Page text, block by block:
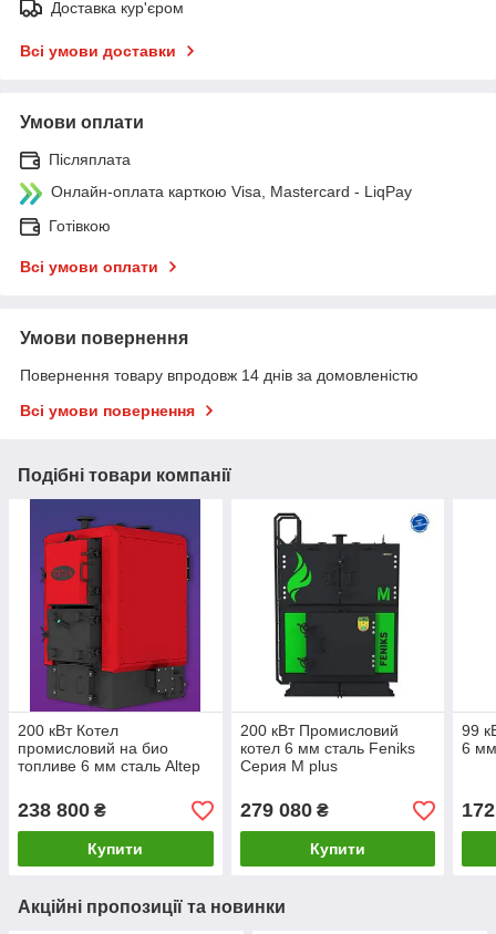
Доставка кур'єром
Всі умови доставки
Умови оплати
Післяплата
Онлайн-оплата карткою Visa, Mastercard - LiqPay
Готівкою
Всі умови оплати
Умови повернення
Повернення товару впродовж 14 днів за домовленістю
Всі умови повернення
Подібні товари компанії
200 кВт Котел
промисловий на био
топливе 6 мм сталь Altep
238 800 ₴
Купити
200 кВт Промисловий
котел 6 мм сталь Feniks
Серия M plus
279 080₴
Купити
99
6 мм
Акційні пропозиції та новинки